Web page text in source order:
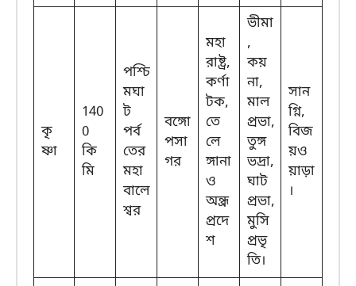
কৃ
ষ্ণা
140
0
কি
মি
পশ্চি
মঘা
ট
পর্ব
তের
মহা
বালে
শ্বর
বঙ্গো
পসা
গর
মহা
রাষ্ট্র,
কর্ণা
টক,
তে
লে
ঙ্গানা
ও
অন্ধ্র
প্রদে
শ
ভীমা
,
কয়
না,
মাল
প্রভা,
তুঙ্গ
ভদ্রা,
ঘাট
প্রভা,
মুসি
প্রভৃ
তি।
সান
গ্নি,
বিজ
য়ও
য়াড়া
।